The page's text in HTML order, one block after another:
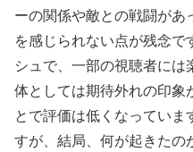
ーの関係や敵との戦闘があ
を感じられない点が残念で
シュで、一部の視聴者には
体としては期待外れの印象
とで評価は低くなっていま
すが、結局、何が起きたの